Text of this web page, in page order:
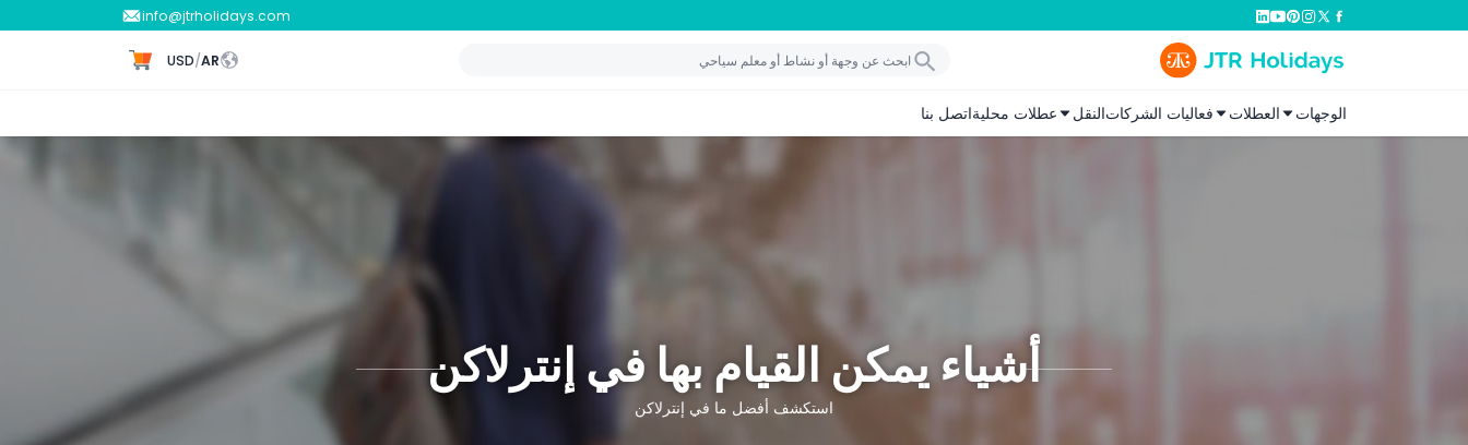
info@jtrholidays.com
AR
/
USD
الوجهات العطلات فعاليات الشركاتالنقل عطلات محليةاتصل بنا
أشياء يمكن القيام بها في إنترلاكن
استكشف أفضل ما في إنترلاكن